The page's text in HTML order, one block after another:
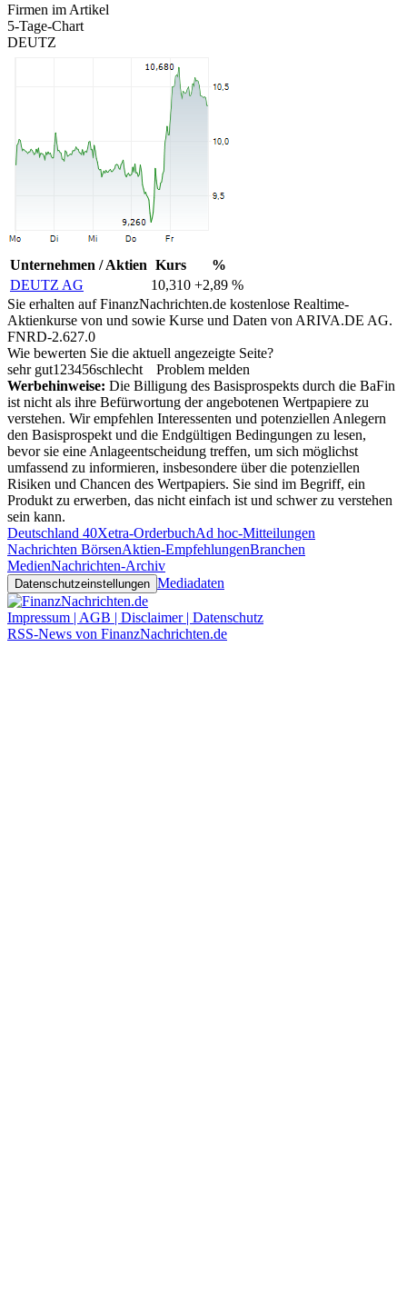
Firmen im Artikel
5-Tage-Chart
DEUTZ
Unternehmen / Aktien Kurs
%
DEUTZ AG
10,310 +2,89 %
Sie erhalten auf FinanzNachrichten.de kostenlose Realtime-
Aktienkurse von und sowie Kurse und Daten von ARIVA.DE AG.
FNRD-2.627.0
Wie bewerten Sie die aktuell angezeigte Seite?
sehr gut1 23456schlecht
Problem melden
Werbehinweise: Die Billigung des Basisprospekts durch die BaFin
ist nicht als ihre Befürwortung der angebotenen Wertpapiere zu
verstehen. Wir empfehlen Interessenten und potenziellen Anlegern
den Basisprospekt und die Endgültigen Bedingungen zu lesen,
bevor sie eine Anlageentscheidung treffen, um sich möglichst
umfassend zu informieren, insbesondere über die potenziellen
Risiken und Chancen des Wertpapiers. Sie sind im Begriff, ein
Produkt zu erwerben, das nicht einfach ist und schwer zu verstehen
sein kann.
Deutschland 40Xetra-OrderbuchAd hoc-Mitteilungen
Nachrichten BörsenAktien-EmpfehlungenBranchen
MedienNachrichten-Archiv
Datenschutzeinstellungen Mediadaten
Impressum | AGB | Disclaimer | Datenschutz
RSS-News von FinanzNachrichten.de